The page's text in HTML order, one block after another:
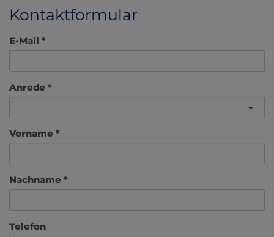
Kontaktformular
E-Mail
Anrede
Vorname
Nachname
Telefon